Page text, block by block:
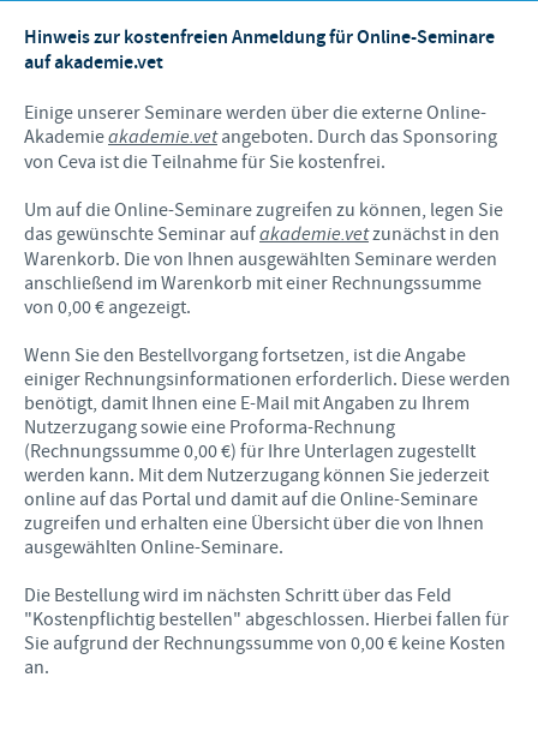
Schafe und Ziegen
Vergangene Termine
Ihre Karriere bei Ceva
WEBSHOP
SERVICE
Wissen im Audioformat
Downloads
Videos
Diagnostik-Formulare
Produktkatalog
Kontakt
Hinweis zur kostenfreien Anmeldung für Online-Seminare
auf akademie.vet
Einige unserer Seminare werden über die externe Online-
Akademieakademie.vetangeboten. Durch das Sponsoring
von Ceva ist die Teilnahme für Sie kostenfrei.
Um auf die Online-Seminare zugreifen zu können, legen Sie
das gewünschte Seminar aufakademie.vetzunächst in den
Warenkorb. Die von Ihnen ausgewählten Seminare werden
anschließend im Warenkorb mit einer Rechnungssumme
von 0,00 € angezeigt.
Wenn Sie den Bestellvorgang fortsetzen, ist die Angabe
einiger Rechnungsinformationen erforderlich. Diese werden
benötigt, damit Ihnen eine E-Mail mit Angaben zu Ihrem
Nutzerzugang sowie eine Proforma-Rechnung
(Rechnungssumme 0,00 €) für Ihre Unterlagen zugestellt
werden kann. Mit dem Nutzerzugang können Sie jederzeit
online auf das Portal und damit auf die Online-Seminare
zugreifen und erhalten eine Übersicht über die von Ihnen
ausgewählten Online-Seminare.
Die Bestellung wird im nächsten Schritt über das Feld
"Kostenpflichtig bestellen" abgeschlossen. Hierbei fallen für
Sie aufgrund der Rechnungssumme von 0,00 € keine Kosten
an.